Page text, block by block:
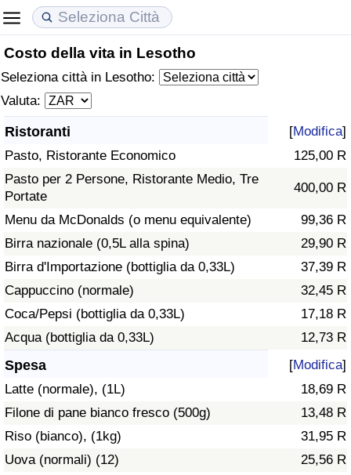
Costo della vita in Lesotho
Seleziona città in Lesotho:
Valuta:
Ristoranti [Modifica]
Pasto, Ristorante Economico
125,00 R
Pasto per 2 Persone, Ristorante Medio, Tre
Portate
400,00 R
Menu da McDonalds (o menu equivalente)
99,36 R
Birra nazionale (0,5L alla spina)
29,90 R
Birra d'Importazione (bottiglia da 0,33L)
37,39 R
Cappuccino (normale)
32,45 R
Coca/Pepsi (bottiglia da 0,33L)
17,18 R
Acqua (bottiglia da 0,33L)
12,73 R
Spesa [Modifica]
Latte (normale), (1L)
18,69 R
Filone di pane bianco fresco (500g)
13,48 R
Riso (bianco), (1kg)
31,95 R
Uova (normali) (12)
25,56 R
Costo della vita
Indice Del Costo Della Vita (corrente)
Indice Del Costo Della Vita
Indice del Costo della Vita per Nazione
ad Aqaba
Prezzi degli immobili
Indice del Prezzo delle Case (Corrente)
Indice del Prezzo delle Case
Indice del Prezzo delle Case per Nazione
Qualità della Vita
Indice della Qualità della Vita
Indice della Qualità della Vita (Corrente)
Indice della qualità della vita per Paese
Criminalità
Indice del Tasso di Criminalità (Corrente)
Indice della Criminalità
Indice di criminalità per paese
Indice dell’Assistenza Sanitaria (Corrente)
Indice dell’Assistenza Sanitaria